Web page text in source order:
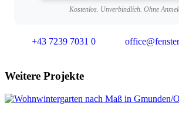
Kostenlos. Unverbindlich. Ohne
+43 7239 7031 0
Weitere Projekte